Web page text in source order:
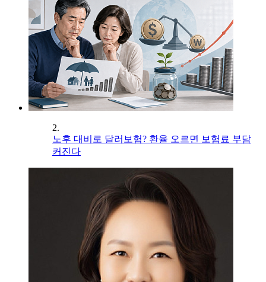
2.
노후 대비로 달러보험? 환율 오르면 보험료 부담
커진다